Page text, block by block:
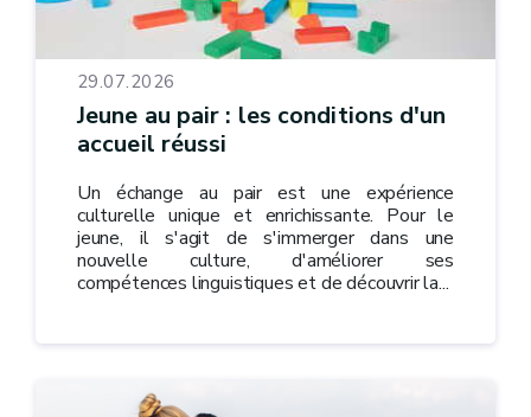
29.07.2026
Jeune au pair : les conditions d'un
accueil réussi
Un échange au pair est une expérience
culturelle unique et enrichissante. Pour le
jeune, il s'agit de s'immerger dans une
nouvelle culture, d'améliorer ses
compétences linguistiques et de découvrir la...